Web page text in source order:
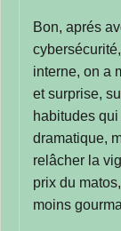
Bon, aprés
interne, on a
et surprise,
habitudes
dramatique,
relâcher la
prix du
moins